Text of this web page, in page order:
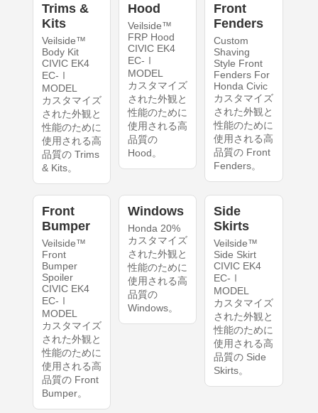
Trims &
Kits
Veilside™
Body Kit
CIVIC EK4
EC-Ⅰ
MODEL
カスタマイズ
された外観と
性能のために
使用される高
品質の Trims
& Kits。
Hood
Veilside™
FRP Hood
CIVIC EK4
EC-Ⅰ
MODEL
カスタマイズ
された外観と
性能のために
使用される高
品質の
Hood。
Front
Fenders
Custom
Shaving
Style Front
Fenders For
Honda Civic
カスタマイズ
された外観と
性能のために
使用される高
品質の Front
Fenders。
Front
Bumper
Veilside™
Front
Bumper
Spoiler
CIVIC EK4
EC-Ⅰ
MODEL
カスタマイズ
された外観と
性能のために
使用される高
品質の Front
Bumper。
Windows
Honda 20%
カスタマイズ
された外観と
性能のために
使用される高
品質の
Windows。
Side
Skirts
Veilside™
Side Skirt
CIVIC EK4
EC-Ⅰ
MODEL
カスタマイズ
された外観と
性能のために
使用される高
品質の Side
Skirts。